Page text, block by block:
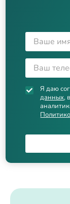
Я даю
данных,